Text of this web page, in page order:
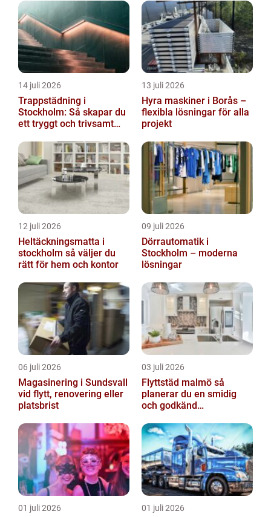
14 juli 2026
Trappstädning i
Stockholm: Så skapar du
ett tryggt och trivsamt
13 juli 2026
Hyra maskiner i Borås –
flexibla lösningar för alla
projekt
12 juli 2026
Heltäckningsmatta i
stockholm så väljer du
rätt för hem och kontor
09 juli 2026
Dörrautomatik i
Stockholm – moderna
lösningar
06 juli 2026
Magasinering i Sundsvall
vid flytt, renovering eller
platsbrist
03 juli 2026
Flyttstäd malmö så
planerar du en smidig
och godkänd
01 juli 2026 01 juli 2026